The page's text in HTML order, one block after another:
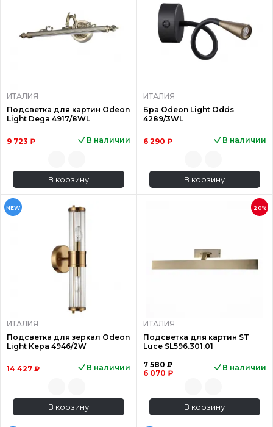
ИТАЛИЯ
Подсветка для картин Odeon
Light Dega 4917/8WL
9 723 ₽ В наличии
В корзину
ИТАЛИЯ
Бра Odeon Light Odds
4289/3WL
6 290 ₽ В наличии
В корзину
NEW
ИТАЛИЯ
Подсветка для зеркал Odeon
Light Kepa 4946/2W
14 427 ₽ В наличии
В корзину
20%
ИТАЛИЯ
Подсветка для картин ST
Luce SL596.301.01
7 580 ₽
6 070 ₽
В наличии
В корзину